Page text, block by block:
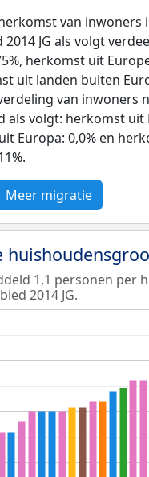
van inwoners
JG als volgt
herkomst uit
uit landen buiten
van inwoners
als volgt: herkomst uit
Europa: 0,0% en
Meer migratie
1,1 personen per
2014 JG.